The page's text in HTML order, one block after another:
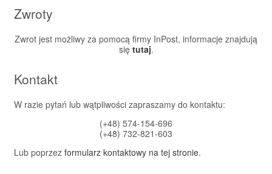
Zwroty
Zwrot jest możliwy za pomocą firmy InPost, informacje znajdują
się tutaj.
Kontakt
W razie pytań lub wątpliwości zapraszamy do kontaktu:
(+48) 574-154-696
(+48) 732-821-603
Lub poprzez formularz kontaktowy na tej stronie.